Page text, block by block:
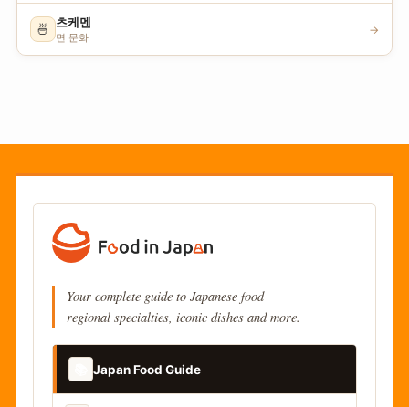
🍜 츠케멘
면 문화
→
Your complete guide to Japanese food
regional specialties, iconic dishes and more.
Japan Food Guide